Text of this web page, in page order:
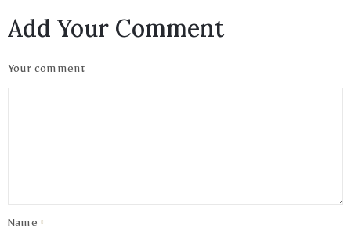
Add Your Comment
Your comment
Name